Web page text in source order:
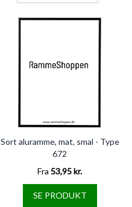
Sort aluramme, mat, smal - Type
672
Fra 53,95 kr.
SE PRODUKT